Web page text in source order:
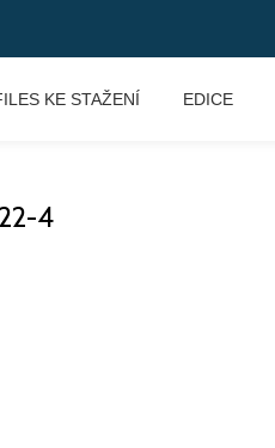
KE STAŽENÍ EDICE
4